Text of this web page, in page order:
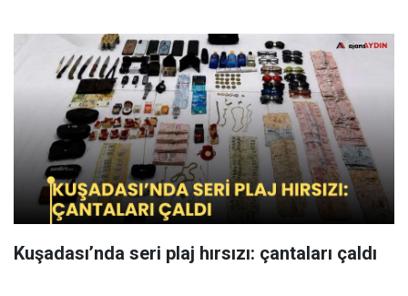
Kuşadası’nda seri plaj hırsızı: çantaları çaldı